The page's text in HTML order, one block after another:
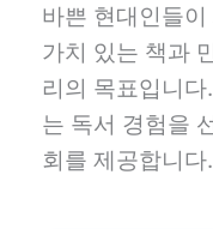
바쁜 현대인들
가치 있는 책과
리의 목표입니
는 독서 경험을
회를 제공합니다.